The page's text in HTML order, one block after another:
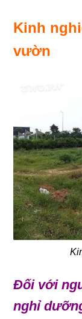
Kinh
vườn
Đối với
nghỉ